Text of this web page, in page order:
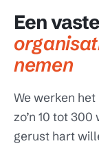
Een
nemen
We werken
zo’n 10 tot
gerust hart